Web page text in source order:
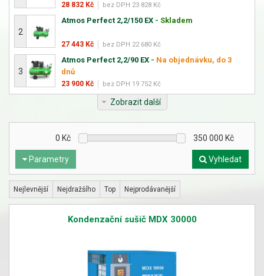
28 832 Kč bez DPH 23 828 Kč
Atmos Perfect 2,2/150 EX - Skladem
2
27 443 Kč bez DPH 22 680 Kč
Atmos Perfect 2,2/90 EX - Na objednávku, do 3
dnů
3
23 900 Kč bez DPH 19 752 Kč
Zobrazit další
Parametry
0 Kč 350 000 Kč
Vyhledat
Nejlevnější Nejdražšího Top Nejprodávanější
Kondenzační sušič MDX 30000